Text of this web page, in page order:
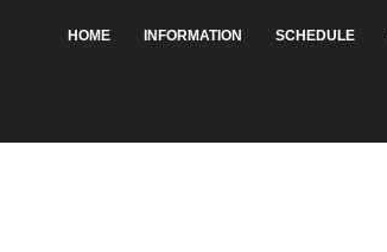
HOME INFORMATION SCHEDULE